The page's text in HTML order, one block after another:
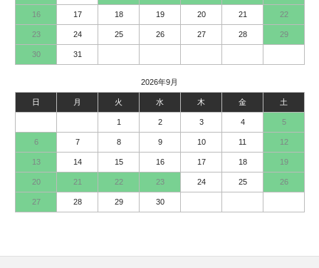
16 17 18 19 20 21 22
23 24 25 26 27 28 29
30 31
2026年9月
日 月 火 水 木 金 土
1 2 3 4 5
6 7 8 9 10 11 12
13 14 15 16 17 18 19
20 21 22 23 24 25 26
27 28 29 30